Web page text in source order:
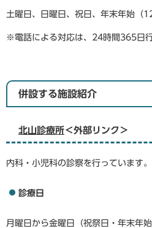
土曜日、日曜日、祝日、年末年始（
※電話による対応は、24時間365日行
併設する施設紹介
北山診療所＜外部リンク＞
内科・小児科の診察を行っています。
診療日
月曜日から金曜日（祝祭日・年末年始